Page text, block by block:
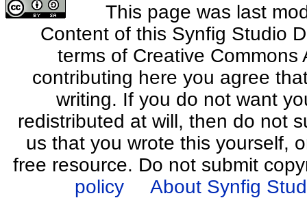
This page was last
Content of this Synfig Studio
terms of Creative
contributing here you agree
writing. If you do not want
redistributed at will, then do not
us that you wrote this yourself,
free resource. Do not submit
policy
About Synfig